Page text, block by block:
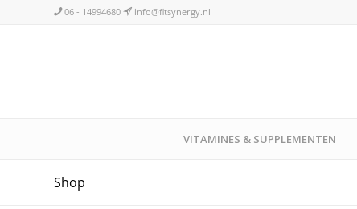
06 - 14994680 info@fitsynergy.nl
VITAMINES & SUPPLEMENTEN
Shop